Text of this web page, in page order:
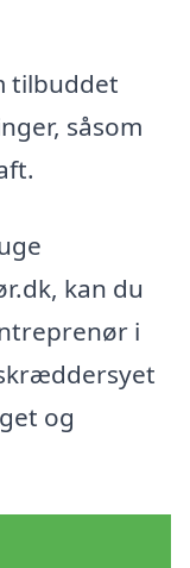
tilbuddet
såsom
kan du
i
og